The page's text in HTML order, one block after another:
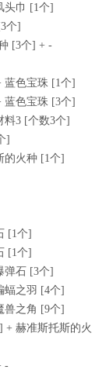
头巾 [1个]
个]
[3个] + -
蓝色宝珠 [1个]
蓝色宝珠 [3个]
料3 [个数3个]
]
的火种 [1个]
[1个]
[1个]
弹石 [3个]
蝠之羽 [4个]
兽之角 [9个]
+ 赫准斯托斯的火
-